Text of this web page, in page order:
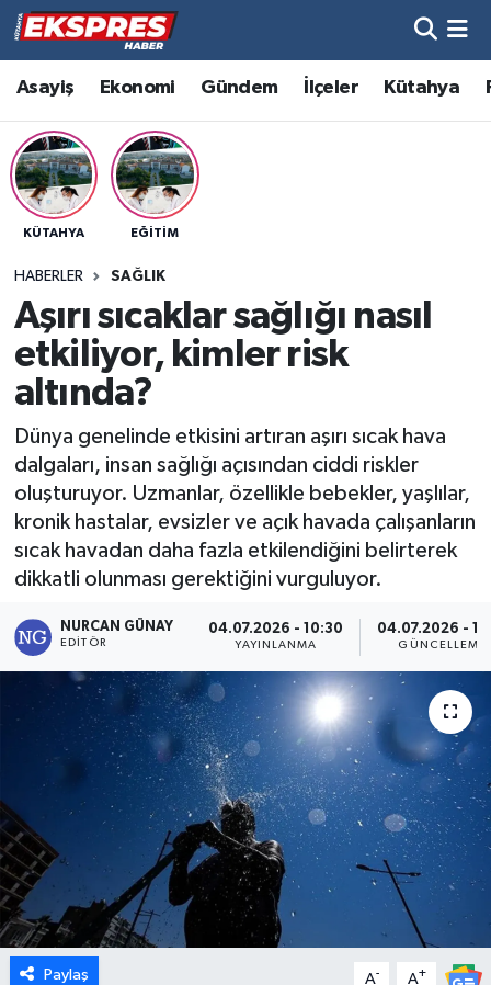
Asayiş Ekonomi Gündem İlçeler Kütahya
KÜTAHYA EĞITIM
HABERLER SAĞLIK
Aşırı sıcaklar sağlığı nasıl
etkiliyor, kimler risk
altında?
Dünya genelinde etkisini artıran aşırı sıcak hava
dalgaları, insan sağlığı açısından ciddi riskler
oluşturuyor. Uzmanlar, özellikle bebekler, yaşlılar,
kronik hastalar, evsizler ve açık havada çalışanların
sıcak havadan daha fazla etkilendiğini belirterek
dikkatli olunması gerektiğini vurguluyor.
NURCAN GÜNAY
EDITÖR
04.07.2026 - 10:30
YAYINLANMA
04.07.2026 -
GÜNCELLEME
Paylaş A- A+
Altıntaş
Asayiş
Aslanapa
Bölge
Çavdarhisar
Dumlupınar
Dünya
Eğitim
Ekonomi
Emet
Foto Galeri
Gediz
Genel
Gündem
Hisarcık
Hava Durumu
Trafik Durumu
Süper Lig Puan Durumu ve Fikstür
Son Dakika Haberleri
Haber Arşivi